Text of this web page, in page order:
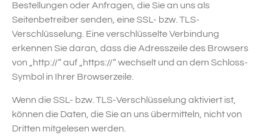
Bestellungen oder Anfragen, die Sie an uns als
Seitenbetreiber senden, eine SSL- bzw. TLS-
Verschlüsselung. Eine verschlüsselte Verbindung
erkennen Sie daran, dass die Adresszeile des Browsers
von „http://“ auf „https://“ wechselt und an dem Schloss-
Symbol in Ihrer Browserzeile.
Wenn die SSL- bzw. TLS-Verschlüsselung aktiviert ist,
können die Daten, die Sie an uns übermitteln, nicht von
Dritten mitgelesen werden.